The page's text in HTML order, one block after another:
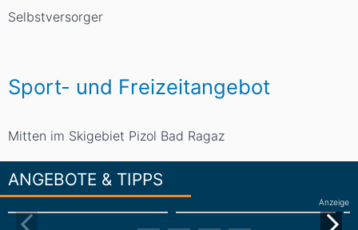
Selbstversorger
Sport- und Freizeitangebot
Mitten im Skigebiet Pizol Bad Ragaz
ANGEBOTE & TIPPS
Anzeige